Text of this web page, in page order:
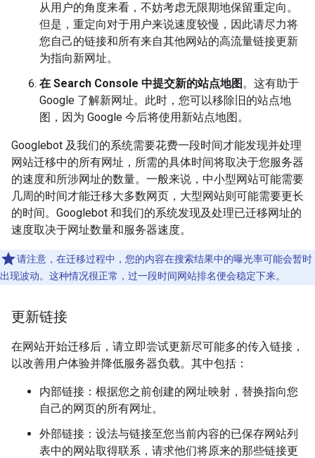
从用户的角度来看，不妨考虑无限期地保留重定向。
但是，重定向对于用户来说速度较慢，因此请尽力将
您自己的链接和所有来自其他网站的高流量链接更新
为指向新网址。
在 Search Console 中提交新的站点地图。这有助于
Google 了解新网址。此时，您可以移除旧的站点地
图，因为 Google 今后将使用新站点地图。
Googlebot 及我们的系统需要花费一段时间才能发现并处理
网站迁移中的所有网址，所需的具体时间将取决于您服务器
的速度和所涉网址的数量。一般来说，中小型网站可能需要
几周的时间才能迁移大多数网页，大型网站则可能需要更长
的时间。Googlebot 和我们的系统发现及处理已迁移网址的
速度取决于网址数量和服务器速度。
请注意，在迁移过程中，您的内容在搜索结果中的曝光率可能会暂时
出现波动。这种情况很正常，过一段时间网站排名便会稳定下来。
更新链接
在网站开始迁移后，请立即尝试更新尽可能多的传入链接，
以改善用户体验并降低服务器负载。其中包括：
内部链接：根据您之前创建的网址映射，替换指向您
自己的网页的所有网址。
外部链接：设法与链接至您当前内容的已保存网站列
表中的网站取得联系，请求他们将原来的那些链接更